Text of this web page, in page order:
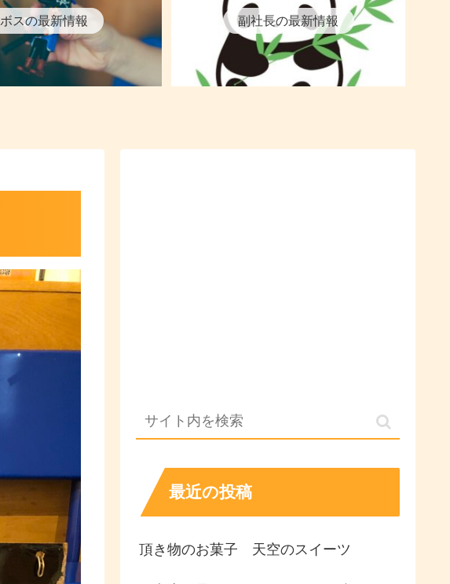
ボスの最新情報 副社長の最新情報
最近の投稿
頂き物のお菓子 天空のスイーツ